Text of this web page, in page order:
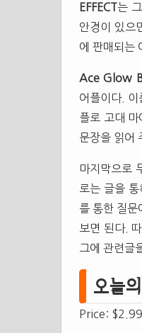
EFFECT는
안경이 있으
에 판매되는
Ace Glow
어플이다.
플로 고대
문장을 읽어
마지막으로
로는 글을
를 통한 질
보면 된다.
그에 관련글
오늘
Price: